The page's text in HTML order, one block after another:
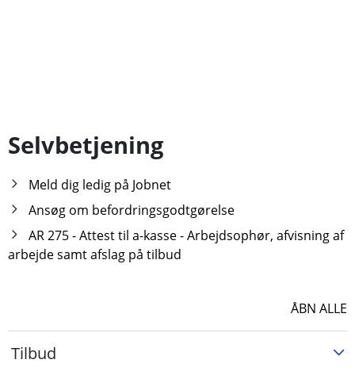
Selvbetjening
Meld dig ledig på Jobnet
Ansøg om befordringsgodtgørelse
AR 275 - Attest til a-kasse - Arbejdsophør, afvisning af
arbejde samt afslag på tilbud
ÅBN ALLE
Tilbud